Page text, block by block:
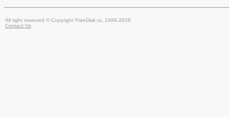
All right reserved © Copyright FreeDisk.ru, 1999-2026
Contact Us